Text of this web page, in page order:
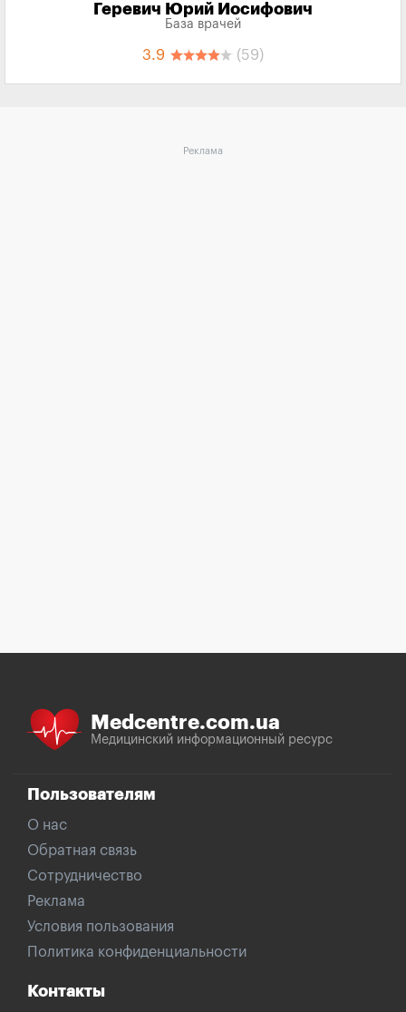
Геревич Юрий Иосифович
База врачей
3.9 (59)
Реклама
Medcentre.com.ua
Медицинский информационный ресурс
Пользователям
О нас
Обратная связь
Сотрудничество
Реклама
Условия пользования
Политика конфиденциальности
Контакты